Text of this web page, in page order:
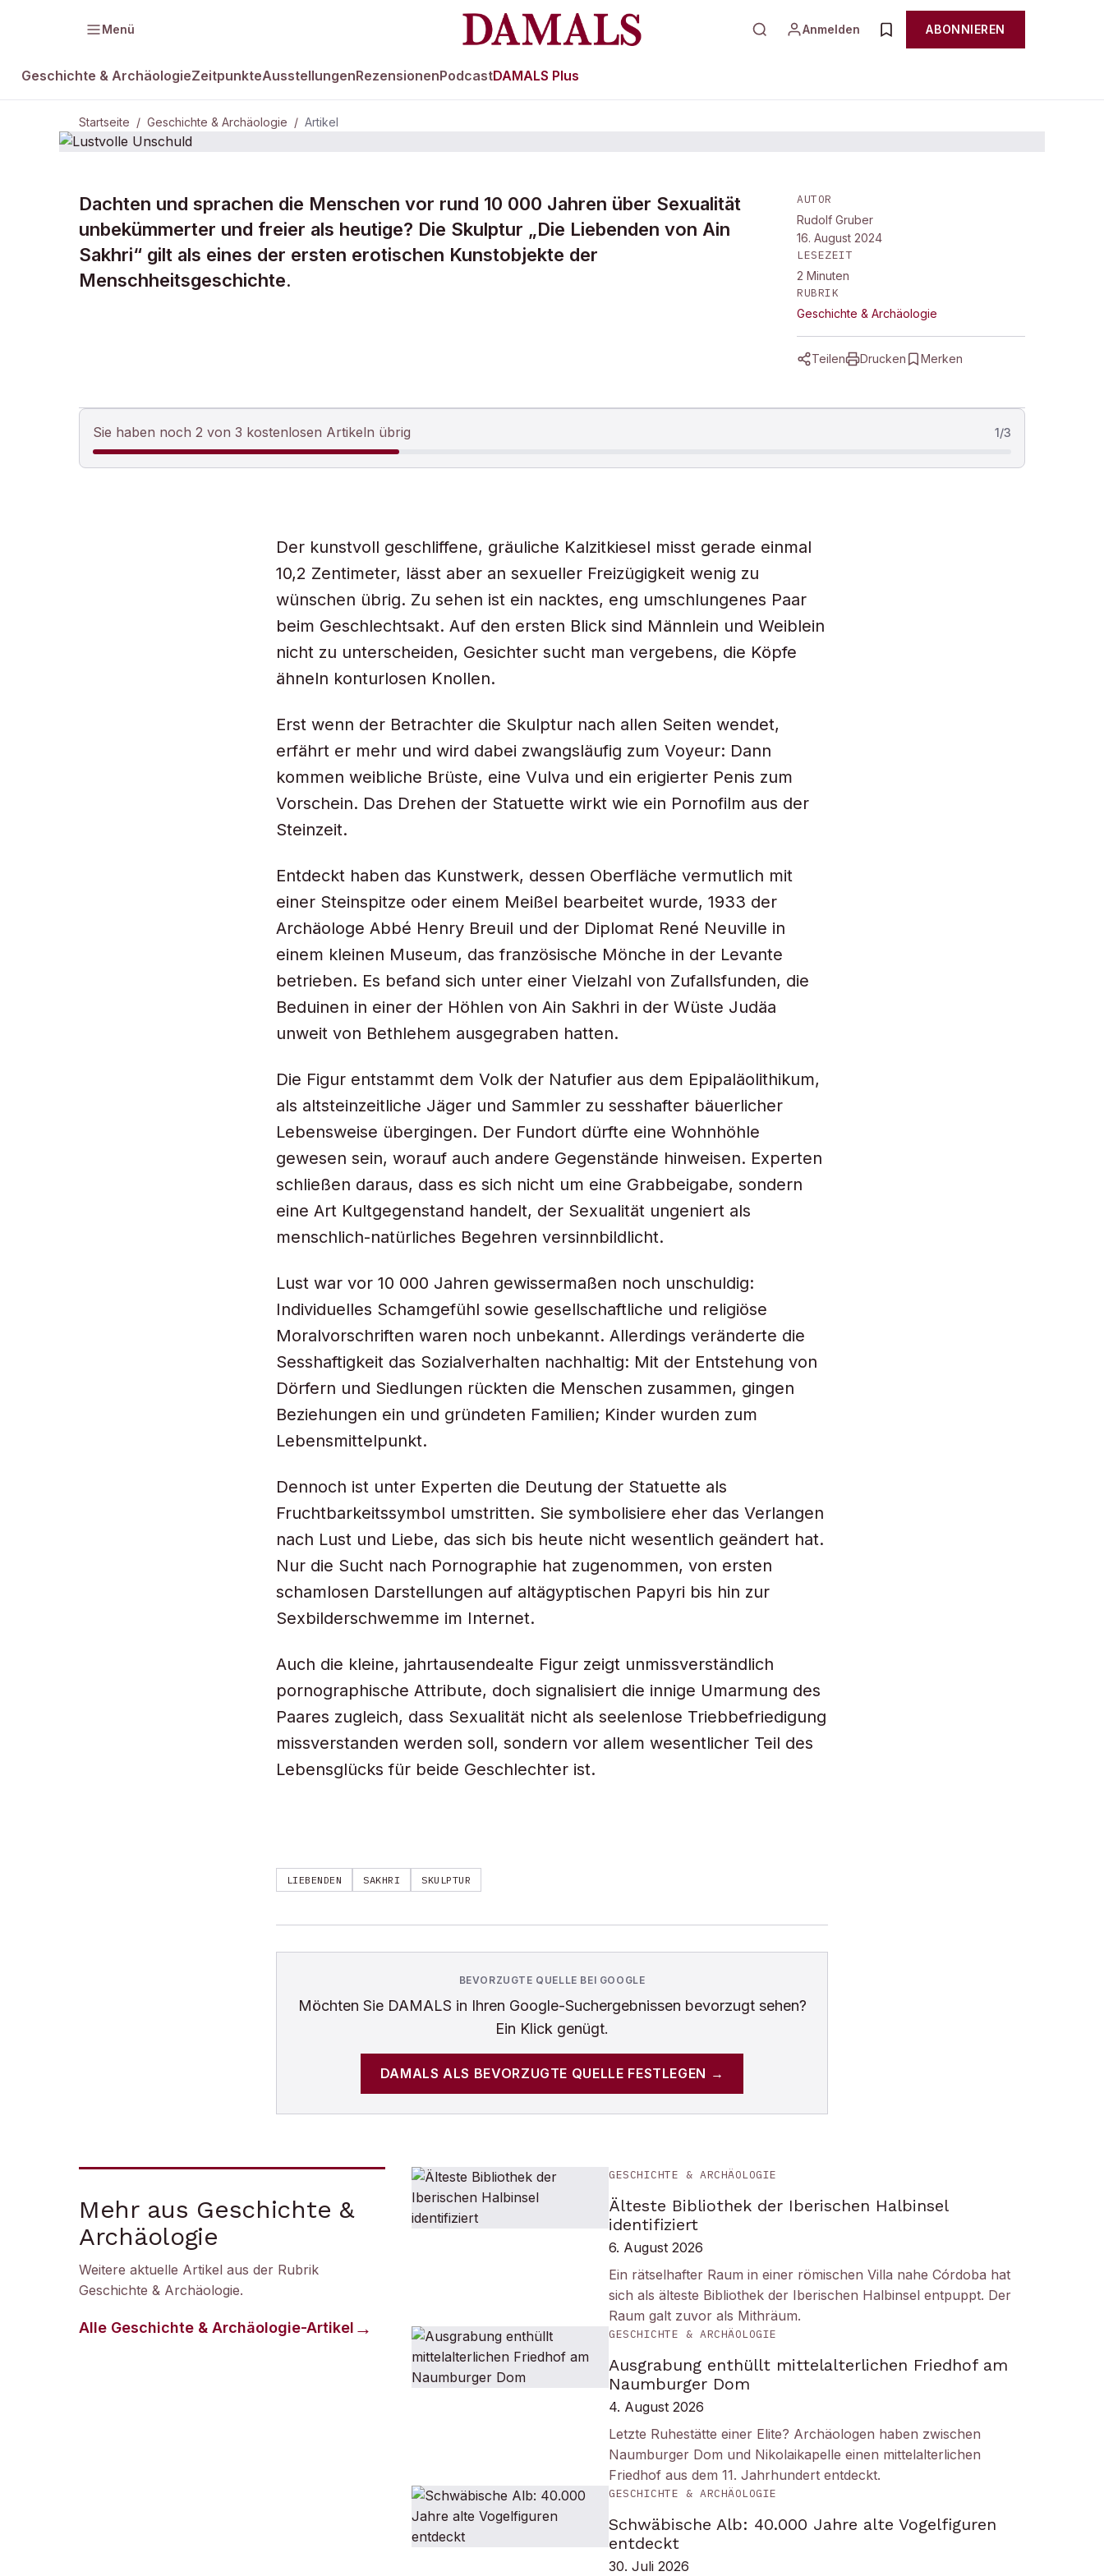
Menü Anmelden ABONNIEREN
Geschichte & ArchäologieZeitpunkteAusstellungenRezensionenPodcastDAMALS Plus
Startseite / Geschichte & Archäologie / Artikel
DAMALS PlusGESCHICHTE & ARCHÄOLOGIE
Lustvolle
Unschuld
Dachten und sprachen die Menschen vor rund 10 000 Jahren über Sexualität
unbekümmerter und freier als heutige? Die Skulptur „Die Liebenden von Ain
Sakhri“ gilt als eines der ersten erotischen Kunstobjekte der
Menschheitsgeschichte.
AUTOR
Rudolf Gruber
16. August 2024
LESEZEIT
2 Minuten
RUBRIK
Geschichte & Archäologie
Teilen Drucken Merken
Sie haben noch 2 von 3 kostenlosen Artikeln übrig 1/3
Der kunstvoll geschliffene, gräuliche Kalzitkiesel misst gerade einmal
10,2 Zentimeter, lässt aber an sexueller Freizügigkeit wenig zu
wünschen übrig. Zu sehen ist ein nacktes, eng umschlungenes Paar
beim Geschlechtsakt. Auf den ersten Blick sind Männlein und Weiblein
nicht zu unterscheiden, Gesichter sucht man vergebens, die Köpfe
ähneln konturlosen Knollen.
Erst wenn der Betrachter die Skulptur nach allen Seiten wendet,
erfährt er mehr und wird dabei zwangsläufig zum Voyeur: Dann
kommen weibliche Brüste, eine Vulva und ein erigierter Penis zum
Vorschein. Das Drehen der Statuette wirkt wie ein Pornofilm aus der
Steinzeit.
Entdeckt haben das Kunstwerk, dessen Oberfläche vermutlich mit
einer Steinspitze oder einem Meißel bearbeitet wurde, 1933 der
Archäologe Abbé Henry Breuil und der Diplomat René Neuville in
einem kleinen Museum, das französische Mönche in der Levante
betrieben. Es befand sich unter einer Vielzahl von Zufallsfunden, die
Beduinen in einer der Höhlen von Ain Sakhri in der Wüste Judäa
unweit von Bethlehem ausgegraben hatten.
Die Figur entstammt dem Volk der Natufier aus dem Epipaläolithikum,
als altsteinzeitliche Jäger und Sammler zu sesshafter bäuerlicher
Lebensweise übergingen. Der Fundort dürfte eine Wohnhöhle
gewesen sein, worauf auch andere Gegenstände hinweisen. Experten
schließen daraus, dass es sich nicht um eine Grabbeigabe, sondern
eine Art Kultgegenstand handelt, der Sexualität ungeniert als
menschlich-natürliches Begehren versinnbildlicht.
Lust war vor 10 000 Jahren gewissermaßen noch unschuldig:
Individuelles Schamgefühl sowie gesellschaftliche und religiöse
Moralvorschriften waren noch unbekannt. Allerdings veränderte die
Sesshaftigkeit das Sozialverhalten nachhaltig: Mit der Entstehung von
Dörfern und Siedlungen rückten die Menschen zusammen, gingen
Beziehungen ein und gründeten Familien; Kinder wurden zum
Lebensmittelpunkt.
Dennoch ist unter Experten die Deutung der Statuette als
Fruchtbarkeitssymbol umstritten. Sie symbolisiere eher das Verlangen
nach Lust und Liebe, das sich bis heute nicht wesentlich geändert hat.
Nur die Sucht nach Pornographie hat zugenommen, von ersten
schamlosen Darstellungen auf altägyptischen Papyri bis hin zur
Sexbilderschwemme im Internet.
Auch die kleine, jahrtausendealte Figur zeigt unmissverständlich
pornographische Attribute, doch signalisiert die innige Umarmung des
Paares zugleich, dass Sexualität nicht als seelenlose Triebbefriedigung
missverstanden werden soll, sondern vor allem wesentlicher Teil des
Lebensglücks für beide Geschlechter ist.
LIEBENDEN SAKHRI SKULPTUR
BEVORZUGTE QUELLE BEI GOOGLE
Möchten Sie DAMALS in Ihren Google-Suchergebnissen bevorzugt sehen?
Ein Klick genügt.
DAMALS ALS BEVORZUGTE QUELLE FESTLEGEN →
Mehr aus Geschichte &
Archäologie
Weitere aktuelle Artikel aus der Rubrik
Geschichte & Archäologie.
Alle Geschichte & Archäologie-Artikel
GESCHICHTE & ARCHÄOLOGIE
Älteste Bibliothek der Iberischen Halbinsel
identifiziert
6. August 2026
Ein rätselhafter Raum in einer römischen Villa nahe Córdoba hat
sich als älteste Bibliothek der Iberischen Halbinsel entpuppt. Der
Raum galt zuvor als Mithräum.
GESCHICHTE & ARCHÄOLOGIE
Ausgrabung enthüllt mittelalterlichen Friedhof am
Naumburger Dom
4. August 2026
Letzte Ruhestätte einer Elite? Archäologen haben zwischen
Naumburger Dom und Nikolaikapelle einen mittelalterlichen
Friedhof aus dem 11. Jahrhundert entdeckt.
GESCHICHTE & ARCHÄOLOGIE
Schwäbische Alb: 40.000 Jahre alte Vogelfiguren
entdeckt
30. Juli 2026